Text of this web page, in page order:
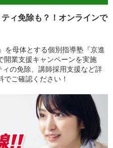
ィ免除も？！オンラインで
を母体とする個別指導塾『京進
開業支援キャンペーンを実施
の免除、講師採用支援など詳
ご確認ください！